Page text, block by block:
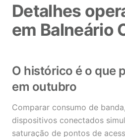
Detalhes
em Balneário
O histórico é o que
em outubro
Comparar consumo de
dispositivos conectados
saturação de pontos de